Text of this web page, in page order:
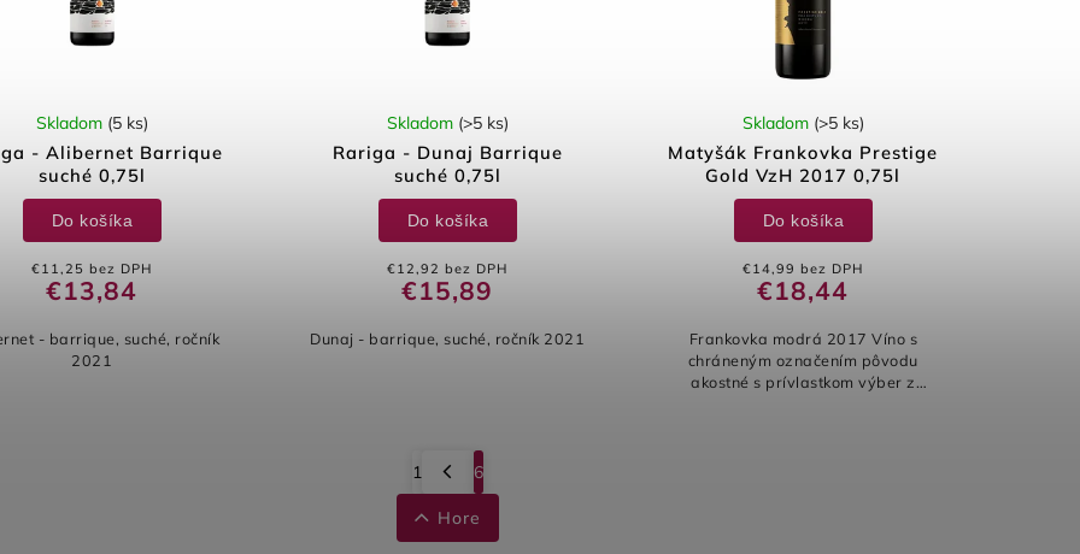
- Alibernet Barrique
suché 0,75l
Skladom (5 ks)
€11,25 bez DPH
€13,84
Do košíka
- barrique, suché, ročník
2021
Rariga - Dunaj Barrique
suché 0,75l
Skladom (>5 ks)
€12,92 bez DPH
€15,89
Do košíka
Dunaj - barrique, suché, ročník 2021
Matyšák Frankovka Prestige
Gold VzH 2017 0,75l
Skladom (>5 ks)
€14,99 bez DPH
€18,44
Do košíka
Frankovka modrá 2017 Víno s
chráneným označením pôvodu
akostné s prívlastkom výber z
1 6
Hore